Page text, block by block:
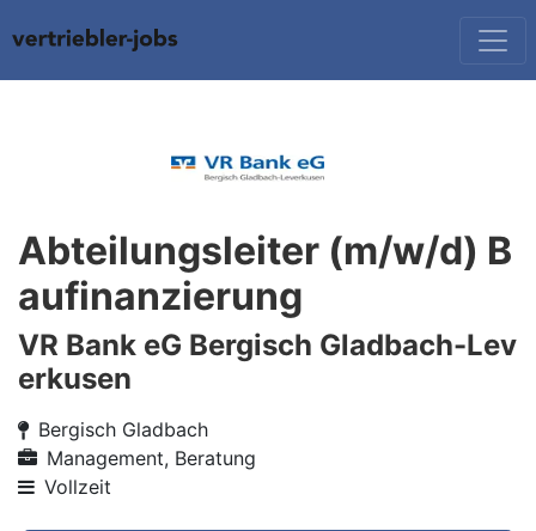
Abteilungsleiter (m/w/d) B
aufinanzierung
VR Bank eG Bergisch Gladbach-Lev
erkusen
Bergisch Gladbach
Management, Beratung
Vollzeit